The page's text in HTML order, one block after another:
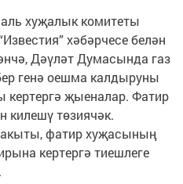
хуҗалык комитеты
хәбәрчесе белән
Дәүләт Думасында газ
генә оешма калдыруны
кертергә җыеналар. Фатир
төзиячәк.
фатир хуҗасының
кертергә тиешлеге